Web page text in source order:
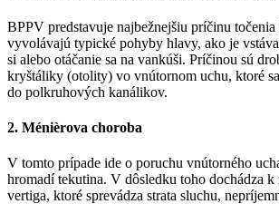
BPPV predstavuje najbežnejšiu príčinu
vyvolávajú typické pohyby hlavy, ako je
si alebo otáčanie sa na vankúši. Príčinou sú
kryštáliky (otolity) vo vnútornom uchu, ktoré
do polkruhových kanálikov.
2. Ménièrova choroba
V tomto prípade ide o poruchu vnútorného
hromadí tekutina. V dôsledku toho dochádza k
vertiga, ktoré sprevádza strata sluchu,